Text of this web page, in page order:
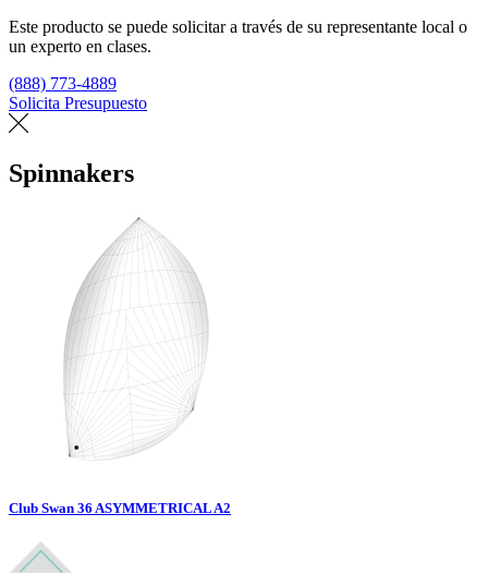
Este producto se puede solicitar a través de su representante local o
un experto en clases.
(888) 773-4889
Solicita Presupuesto
Spinnakers
Club Swan 36 ASYMMETRICAL A2